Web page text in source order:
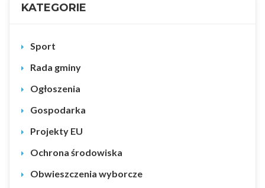
KATEGORIE
Sport
Rada gminy
Ogłoszenia
Gospodarka
Projekty EU
Ochrona środowiska
Obwieszczenia wyborcze